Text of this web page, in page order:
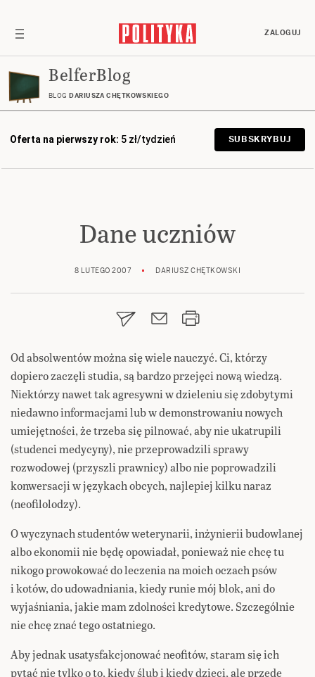
ZALOGUJ
BelferBlog
BLOG DARIUSZA CHĘTKOWSKIEGO
Oferta na pierwszy rok: 5 zł/tydzień SUBSKRYBUJ
Dane uczniów
8 LUTEGO 2007 DARIUSZ CHĘTKOWSKI
Od absolwentów można się wiele nauczyć. Ci, którzy
dopiero zaczęli studia, są bardzo przejęci nową wiedzą.
Niektórzy nawet tak agresywni w dzieleniu się zdobytymi
niedawno informacjami lub w demonstrowaniu nowych
umiejętności, że trzeba się pilnować, aby nie ukatrupili
(studenci medycyny), nie przeprowadzili sprawy
rozwodowej (przyszli prawnicy) albo nie poprowadzili
konwersacji w językach obcych, najlepiej kilku naraz
(neofilolodzy).
O wyczynach studentów weterynarii, inżynierii budowlanej
albo ekonomii nie będę opowiadał, ponieważ nie chcę tu
nikogo prowokować do leczenia na moich oczach psów
i kotów, do udowadniania, kiedy runie mój blok, ani do
wyjaśniania, jakie mam zdolności kredytowe. Szczególnie
nie chcę znać tego ostatniego.
Aby jednak usatysfakcjonować neofitów, staram się ich
pytać nie tylko o to, kiedy ślub i kiedy dzieci, ale przede